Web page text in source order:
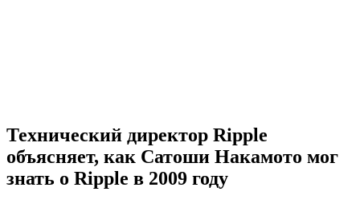
Технический директор Ripple
объясняет, как Сатоши Накамото мог
знать о Ripple в 2009 году